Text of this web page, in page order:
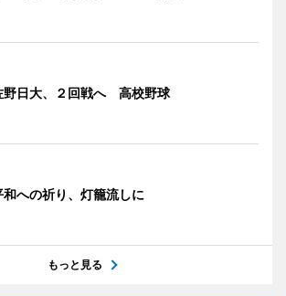
野日大、２回戦へ 高校野球
和への祈り、灯籠流しに
もっと見る